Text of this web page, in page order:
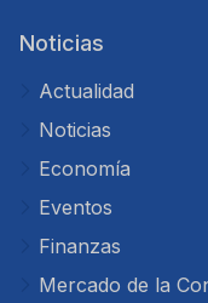
Noticias
Actualidad
Noticias
Economía
Eventos
Finanzas
Mercado de la